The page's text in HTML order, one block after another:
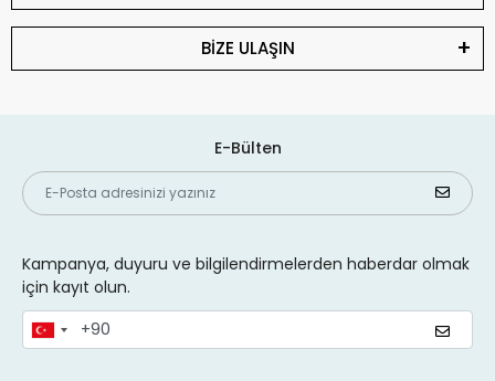
BİZE ULAŞIN
E-Bülten
Kampanya, duyuru ve bilgilendirmelerden haberdar olmak
için kayıt olun.